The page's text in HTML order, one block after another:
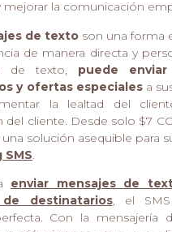
mejorar la comunicación
de texto son una forma
de manera directa y
de texto, puede enviar
y ofertas especialesa
la lealtad del
del cliente. Desde solo $7
solución asequible para
.
enviar mensajes de
destinatarios, el
Con la mensajería